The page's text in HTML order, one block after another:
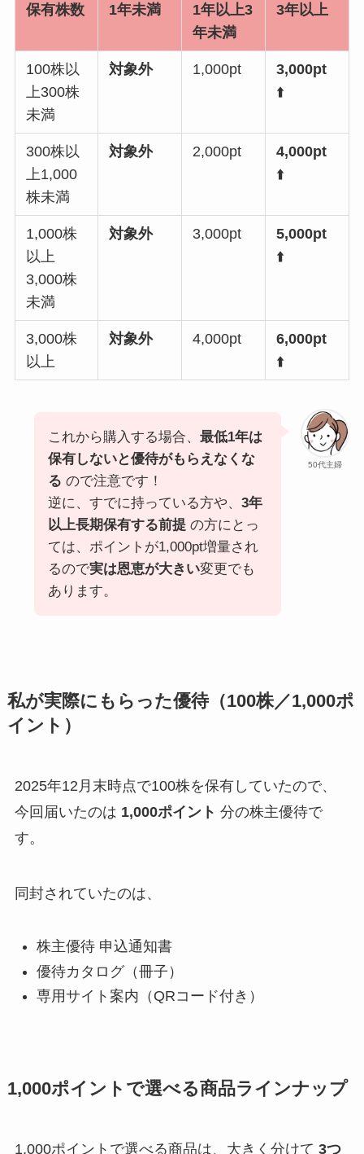
保有株数 1年未満
1年以上3
年未満
3年以上
100株以
上300株
未満
対象外 1,000pt
3,000pt
⬆️
300株以
上1,000
株未満
対象外 2,000pt
4,000pt
⬆️
1,000株
以上
3,000株
未満
対象外 3,000pt
5,000pt
⬆️
3,000株
以上
対象外 4,000pt
6,000pt
⬆️
50代主婦
これから購入する場合、 最低1年は
保有しないと優待がもらえなくな
る ので注意です！
逆に、すでに持っている方や、 3年
以上長期保有する前提の方にとっ
ては、ポイントが1,000pt増量され
るので実は恩恵が大きい変更でも
あります。
私が実際にもらった優待（100株／1,000ポ
イント）
2025年12月末時点で100株を保有していたので、
今回届いたのは 1,000ポイント 分の株主優待で
す。
同封されていたのは、
株主優待 申込通知書
優待カタログ（冊子）
専用サイト案内（QRコード付き）
1,000ポイントで選べる商品ラインナップ
1,000ポイントで選べる商品は、大きく分けて 3つ